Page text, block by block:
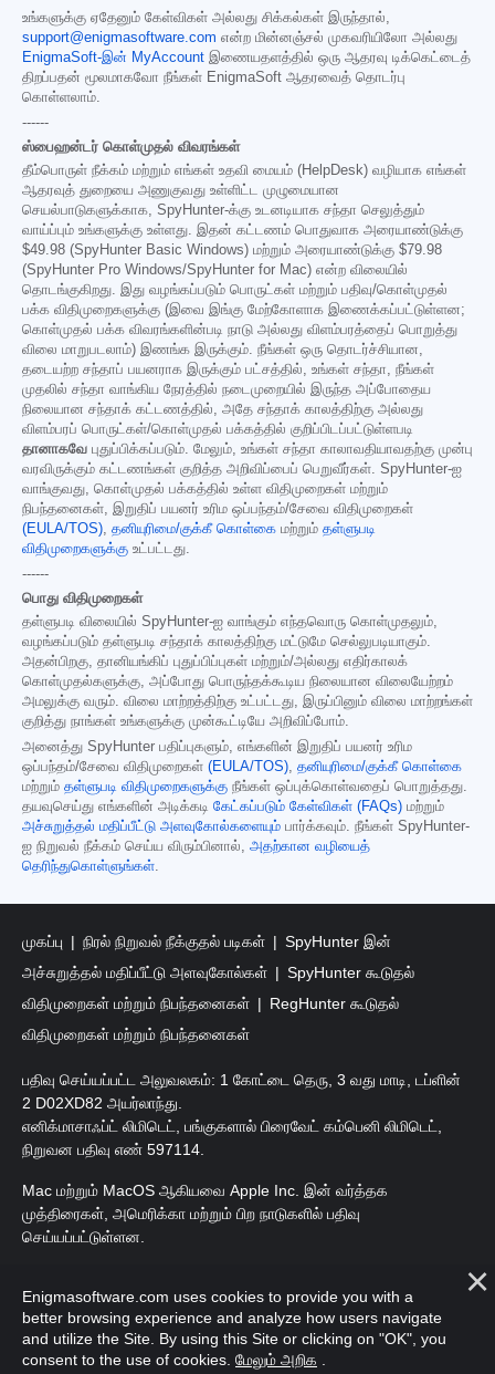
உங்களுக்கு ஏதேனும் கேள்விகள் அல்லது சிக்கல்கள் இருந்தால்,
support@enigmasoftware.com என்ற மின்னஞ்சல் முகவரியிலோ அல்லது
EnigmaSoft-இன் MyAccount இணையதளத்தில் ஒரு ஆதரவு டிக்கெட்டைத்
திறப்பதன் மூலமாகவோ நீங்கள் EnigmaSoft ஆதரவைத் தொடர்பு
கொள்ளலாம்.
------
ஸ்பைஹன்டர் கொள்முதல் விவரங்கள்
தீம்பொருள் நீக்கம் மற்றும் எங்கள் உதவி மையம் (HelpDesk) வழியாக எங்கள்
ஆதரவுத் துறையை அணுகுவது உள்ளிட்ட முழுமையான
செயல்பாடுகளுக்காக, SpyHunter-க்கு உடனடியாக சந்தா செலுத்தும்
வாய்ப்பும் உங்களுக்கு உள்ளது. இதன் கட்டணம் பொதுவாக அரையாண்டுக்கு
$49.98 (SpyHunter Basic Windows) மற்றும் அரையாண்டுக்கு $79.98
(SpyHunter Pro Windows/SpyHunter for Mac) என்ற விலையில்
தொடங்குகிறது. இது வழங்கப்படும் பொருட்கள் மற்றும் பதிவு/கொள்முதல்
பக்க விதிமுறைகளுக்கு (இவை இங்கு மேற்கோளாக இணைக்கப்பட்டுள்ளன;
கொள்முதல் பக்க விவரங்களின்படி நாடு அல்லது விளம்பரத்தைப் பொறுத்து
விலை மாறுபடலாம்) இணங்க இருக்கும். நீங்கள் ஒரு தொடர்ச்சியான,
தடையற்ற சந்தாப் பயனராக இருக்கும் பட்சத்தில், உங்கள் சந்தா, நீங்கள்
முதலில் சந்தா வாங்கிய நேரத்தில் நடைமுறையில் இருந்த அப்போதைய
நிலையான சந்தாக் கட்டணத்தில், அதே சந்தாக் காலத்திற்கு அல்லது
விளம்பரப் பொருட்கள்/கொள்முதல் பக்கத்தில் குறிப்பிடப்பட்டுள்ளபடி
தானாகவே புதுப்பிக்கப்படும். மேலும், உங்கள் சந்தா காலாவதியாவதற்கு முன்பு
வரவிருக்கும் கட்டணங்கள் குறித்த அறிவிப்பைப் பெறுவீர்கள். SpyHunter-ஐ
வாங்குவது, கொள்முதல் பக்கத்தில் உள்ள விதிமுறைகள் மற்றும்
நிபந்தனைகள், இறுதிப் பயனர் உரிம ஒப்பந்தம்/சேவை விதிமுறைகள்
(EULA/TOS) தனியுரிமை/குக்கீ கொள்கை மற்றும் தள்ளுபடி
விதிமுறைகளுக்கு உட்பட்டது.
------
பொது விதிமுறைகள்
தள்ளுபடி விலையில் SpyHunter-ஐ வாங்கும் எந்தவொரு கொள்முதலும்,
வழங்கப்படும் தள்ளுபடி சந்தாக் காலத்திற்கு மட்டுமே செல்லுபடியாகும்.
அதன்பிறகு, தானியங்கிப் புதுப்பிப்புகள் மற்றும்/அல்லது எதிர்காலக்
கொள்முதல்களுக்கு, அப்போது பொருந்தக்கூடிய நிலையான விலையேற்றம்
அமலுக்கு வரும். விலை மாற்றத்திற்கு உட்பட்டது, இருப்பினும் விலை மாற்றங்கள்
குறித்து நாங்கள் உங்களுக்கு முன்கூட்டியே அறிவிப்போம்.
அனைத்து SpyHunter பதிப்புகளும், எங்களின் இறுதிப் பயனர் உரிம
ஒப்பந்தம்/சேவை விதிமுறைகள் (EULA/TOS) தனியுரிமை/குக்கீ கொள்கை
மற்றும் தள்ளுபடி விதிமுறைகளுக்கு நீங்கள் ஒப்புக்கொள்வதைப் பொறுத்தது.
தயவுசெய்து எங்களின் அடிக்கடி கேட்கப்படும் கேள்விகள் (FAQs) மற்றும்
அச்சுறுத்தல் மதிப்பீட்டு அளவுகோல்களையும் பார்க்கவும். நீங்கள் SpyHunter-
ஐ நிறுவல் நீக்கம் செய்ய விரும்பினால், அதற்கான வழியைத்
தெரிந்துகொள்ளுங்கள்
முகப்பு நிரல் நிறுவல் நீக்குதல் படிகள்
SpyHunter இன்
அச்சுறுத்தல் மதிப்பீட்டு அளவுகோல்கள்
SpyHunter கூடுதல்
விதிமுறைகள் மற்றும் நிபந்தனைகள்
RegHunter கூடுதல்
விதிமுறைகள் மற்றும் நிபந்தனைகள்
பதிவு செய்யப்பட்ட அலுவலகம்: 1 கோட்டை தெரு, 3 வது மாடி, டப்ளின்
2 D02XD82 அயர்லாந்து.
எனிக்மாசாஃப்ட் லிமிடெட், பங்குகளால் பிரைவேட் கம்பெனி லிமிடெட்,
நிறுவன பதிவு எண் 597114.
Mac மற்றும் MacOS ஆகியவை Apple Inc. இன் வர்த்தக
முத்திரைகள், அமெரிக்கா மற்றும் பிற நாடுகளில் பதிவு
செய்யப்பட்டுள்ளன.
உரிமைகளும் பாதுகாக்கப்பட்டவை.
Enigmasoftware.com uses cookies to provide you with a
better browsing experience and analyze how users navigate
and utilize the Site. By using this Site or clicking on "OK", you
consent to the use of cookies. மேலும் அறிக